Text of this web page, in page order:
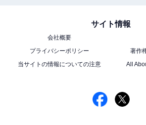
サイト情報
会社概要
プライバシーポリシー
著作
当サイトの情報についての注意
All